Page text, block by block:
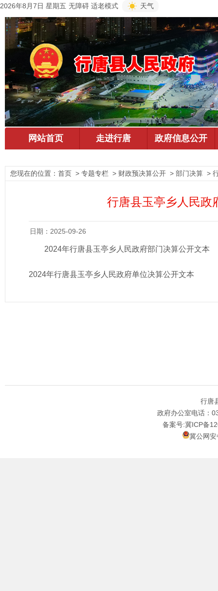
2026年8月7日 星期五 无障碍 适老模式 天气
您现在的位置： 首页 > 专题专栏 > 财政预决算公开 > 部门决算 >
行唐县玉亭乡人民政
日期：2025-09-26
2024年行唐县玉亭乡人民政府部门决算公开文本
2024年行唐县玉亭乡人民政府单位决算公开文本